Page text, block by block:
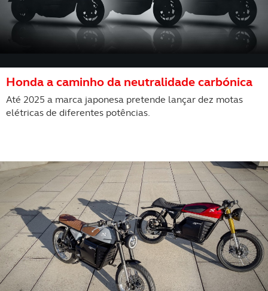
Honda a caminho da neutralidade carbónica
Até 2025 a marca japonesa pretende lançar dez motas
elétricas de diferentes potências.